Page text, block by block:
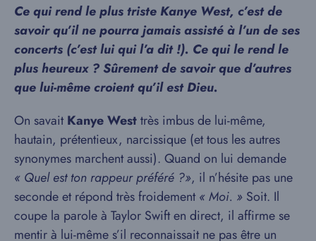
Ce qui rend le plus triste Kanye West, c’est de
savoir qu’il ne pourra jamais assisté à l’un de ses
concerts (c’est lui qui l’a dit !). Ce qui le rend le
plus heureux ? Sûrement de savoir que d’autres
que lui-même croient qu’il est Dieu.
On savaitKanye Westtrès imbus de lui-même,
hautain, prétentieux, narcissique (et tous les autres
synonymes marchent aussi). Quand on lui demande
« Quel est ton rappeur préféré ?», il n’hésite pas une
seconde et répond très froidement« Moi. » Soit. Il
coupe la parole à Taylor Swift en direct, il affirme se
mentir à lui-même s’il reconnaissait ne pas être un